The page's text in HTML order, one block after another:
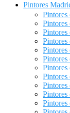
Pintores
Pintores
Pintores
Pintores
Pintores
Pintores
Pintores
Pintores
Pintores
Pintores
Pintores